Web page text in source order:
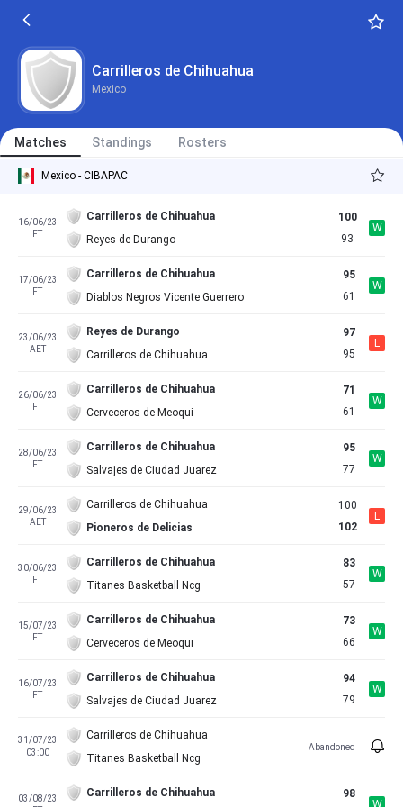
Carrilleros de Chihuahua
Mexico
Matches Standings Rosters
Mexico - CIBAPAC
16/06/23
FT
Carrilleros de Chihuahua
Reyes de Durango
100
93
W
17/06/23
FT
Carrilleros de Chihuahua
Diablos Negros Vicente Guerrero
95
61
W
23/06/23
AET
Reyes de Durango
Carrilleros de Chihuahua
97
95
L
26/06/23
FT
Carrilleros de Chihuahua
Cerveceros de Meoqui
71
61
W
28/06/23
FT
Carrilleros de Chihuahua
Salvajes de Ciudad Juarez
95
77
W
29/06/23
AET
Carrilleros de Chihuahua
Pioneros de Delicias
100
102
L
30/06/23
FT
Carrilleros de Chihuahua
Titanes Basketball Ncg
83
57
W
15/07/23
FT
Carrilleros de Chihuahua
Cerveceros de Meoqui
73
66
W
16/07/23
FT
Carrilleros de Chihuahua
Salvajes de Ciudad Juarez
94
79
W
31/07/23
03:00
Carrilleros de Chihuahua
Titanes Basketball Ncg
Abandoned
03/08/23
Carrilleros de Chihuahua
98
W